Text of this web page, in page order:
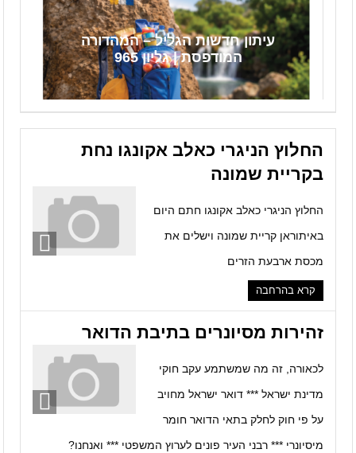
בעיר
עיתון חדשות הגליל – המהדורה המודפסת | גליון 959
בין נטפליקס, הוליווד והיפ-הופ ישראלי באנגלית: נדב אלקום שובר את
חוקי הפורמט
עיתון חדשות הגליל – המהדורה
המודפסת | גליון 965
החלוץ הניגרי כאלב אקונגו נחת
בקריית שמונה
החלוץ הניגרי כאלב אקונגו חתם היום
באיתוראן קריית שמונה וישלים את
מכסת ארבעת הזרים
קרא בהרחבה
זהירות מסיונרים בתיבת הדואר
לכאורה, זה מה שמשתמע עקב חוקי
מדינת ישראל *** דואר ישראל מחויב
על פי חוק לחלק בתאי הדואר חומר
מיסיונרי *** רבני העיר פונים לערוץ המשפטי *** ואנחנו?